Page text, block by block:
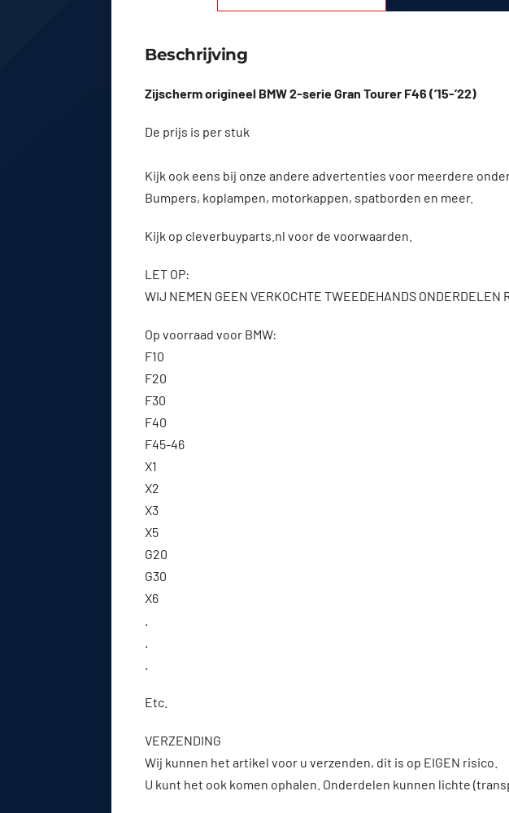
Beschrijving
Zijscherm origineel BMW 2-serie Gran Tourer F46 (’15-’22)
De prijs is per stuk
Kijk ook eens bij onze andere advertenties voor meerdere
Bumpers, koplampen, motorkappen, spatborden en meer.
Kijk op cleverbuyparts.nl voor de voorwaarden.
LET OP:
WIJ NEMEN GEEN VERKOCHTE TWEEDEHANDS ONDERDELEN
Op voorraad voor BMW:
F10
F20
F30
F40
F45-46
X1
X2
X3
X5
G20
G30
X6
Etc.
VERZENDING
Wij kunnen het artikel voor u verzenden, dit is op EIGEN risico.
U kunt het ook komen ophalen. Onderdelen kunnen lichte